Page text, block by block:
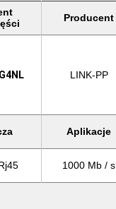
Producent
LINK-PP
Aplikacje
1000 Mb / s